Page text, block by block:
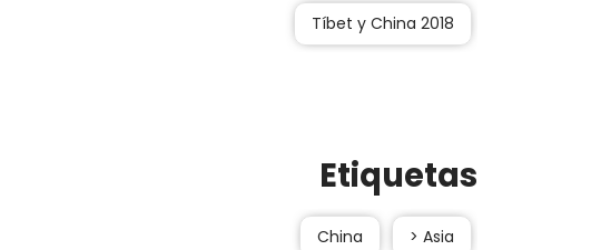
Tíbet y China 2018
Etiquetas
> Asia
China